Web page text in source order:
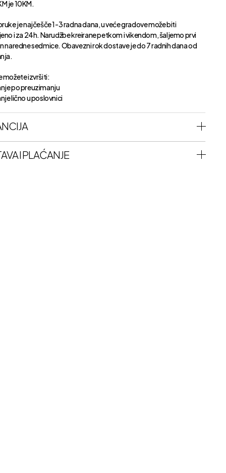
je 10KM.
je najčešče 1-3 radna dana, u veće gradove može biti
i za 24h. Narudžbe kreirane petkom i vikendom, šaljemo prvi
naredne sedmice. Obavezni rok dostave je do 7 radnih dana od
možete izvršiti:
po preuzimanju
lično u poslovnici
I PLAĆANJE